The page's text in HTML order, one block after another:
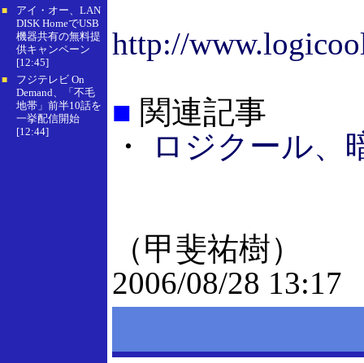
■
アイ・オー、LAN
DISK HomeでUSB
機器共有の無料提
供キャンペーン
[12:45]
■
フジテレビ On
Demand、「不毛
地帯」前半10話を
一挙配信開始
[12:44]
http://
■ 関連記事
・
ロジクール、
（甲斐祐樹）
2006/08/28 13:17